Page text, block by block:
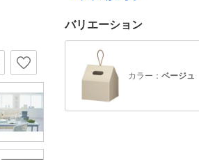
バリエーション
カラー： ベージュ